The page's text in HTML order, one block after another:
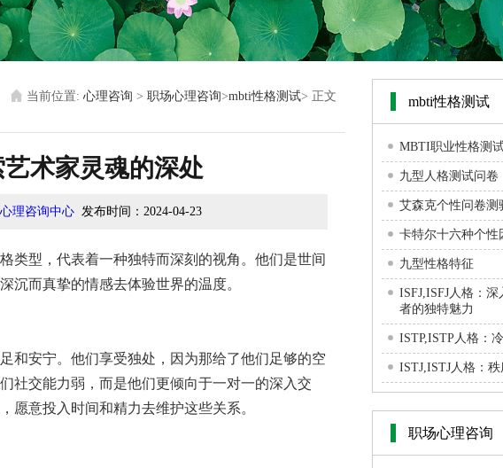
当前位置: 心理咨询 > 职场心理咨询>mbti性格测试> 正文
术家灵魂的深处
理咨询中心 发布时间： 2024-04-23
类型，代表着一种独特而深刻的视角。他们是世间
沉而真挚的情感去体验世界的温度。
和安宁。他们享受独处，因为那给了他们足够的空
社交能力弱，而是他们更倾向于一对一的深入交
愿意投入时间和精力去维护这些关系。
mbti性格测试
MBTI职业性格测
九型人格测试问卷
艾森克个性问卷测
卡特尔十六种个性
九型性格特征
ISFJ,ISFJ人格：
者的独特魅力
ISTP,ISTP人格：
ISTJ,ISTJ人格：
职场心理咨询